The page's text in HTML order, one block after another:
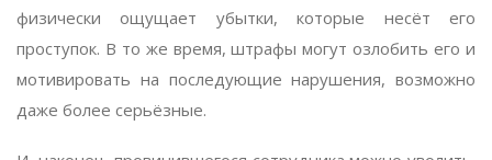
физически ощущает убытки, которые несёт его
проступок. В то же время, штрафы могут озлобить его и
мотивировать на последующие нарушения, возможно
даже более серьёзные.